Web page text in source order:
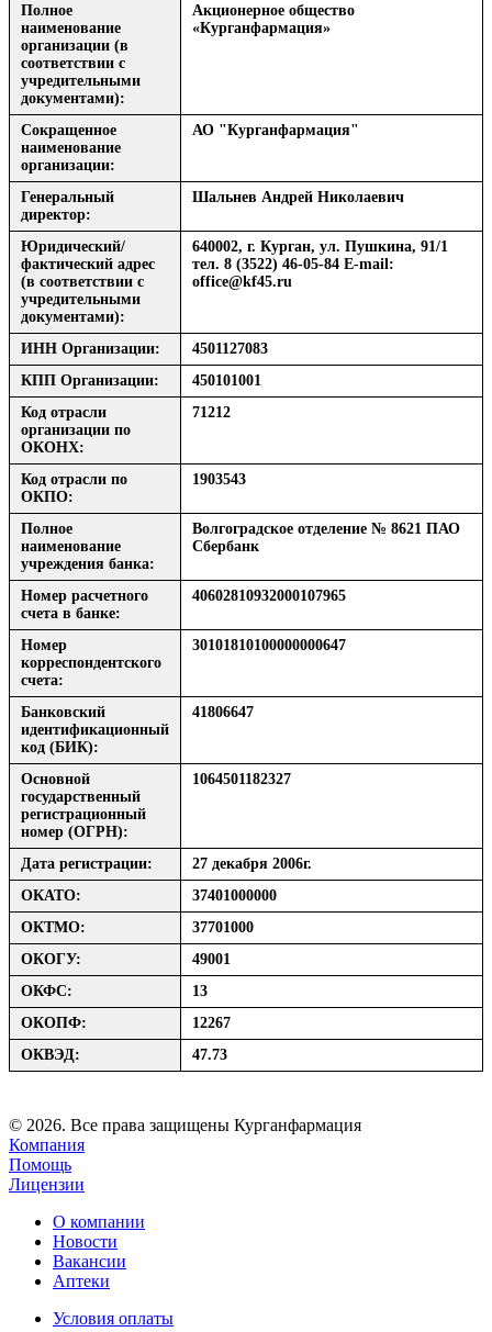
Полное
наименование
организации (в
соответствии с
учредительными
документами):
Акционерное общество
«Курганфармация»
Сокращенное
наименование
организации:
АО "Курганфармация"
Генеральный
директор:
Шальнев Андрей Николаевич
Юридический/
фактический адрес
(в соответствии с
учредительными
документами):
640002, г. Курган, ул. Пушкина, 91/1
тел. 8 (3522) 46-05-84 E-mail:
office@kf45.ru
ИНН Организации:
4501127083
КПП Организации:
450101001
Код отрасли
организации по
ОКОНХ:
71212
Код отрасли по
ОКПО:
1903543
Полное
наименование
учреждения банка:
Волгоградское отделение № 8621 ПАО
Сбербанк
Номер расчетного
счета в банке:
40602810932000107965
Номер
корреспондентского
счета:
30101810100000000647
Банковский
идентификационный
код (БИК):
41806647
Основной
государственный
регистрационный
номер (ОГРН):
1064501182327
Дата регистрации:
27 декабря 2006г.
ОКАТО:
37401000000
ОКТМО:
37701000
ОКОГУ:
49001
ОКФС:
13
ОКОПФ:
12267
ОКВЭД:
47.73
© 2026. Все права защищены Курганфармация
Компания
Помощь
Лицензии
О компании
Новости
Вакансии
Аптеки
Условия оплаты